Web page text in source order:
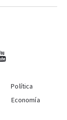
Política
Economía